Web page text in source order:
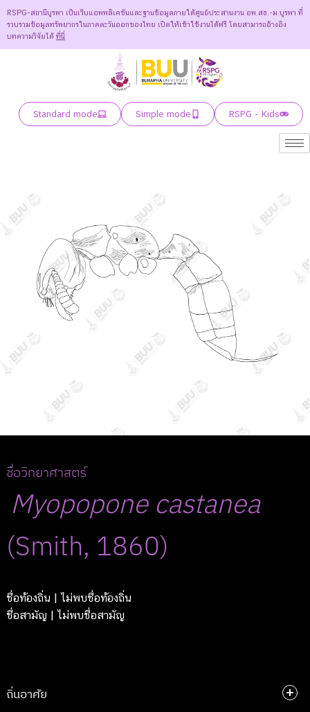
RSPG-สถานีบูรพา เป็นเว็บแอพพลิเคชันและฐานข้อมูลภายใต้ศูนย์ประสานงาน อพ.สธ.-ม.บูรพา ที่
รวบรวมข้อมูลทรัพยากรในภาคตะวันออกของไทย เปิดให้เข้าใช้งานได้ฟรี โดยสามารถอ้างอิง
บทความวิจัยได้ ที่นี่
Standard mode Simple mode RSPG - Kids
ชื่อวิทยาศาสตร์
Myopopone castanea
(Smith, 1860)
ชื่อท้องถิ่น | ไม่พบชื่อท้องถิ่น
ชื่อสามัญ | ไม่พบชื่อสามัญ
ถิ่นอาศัย